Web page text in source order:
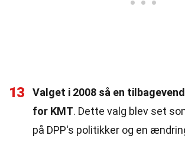
13
Valget i 2008 så en
for KMT. Dette valg blev set
på DPP's politikker og en